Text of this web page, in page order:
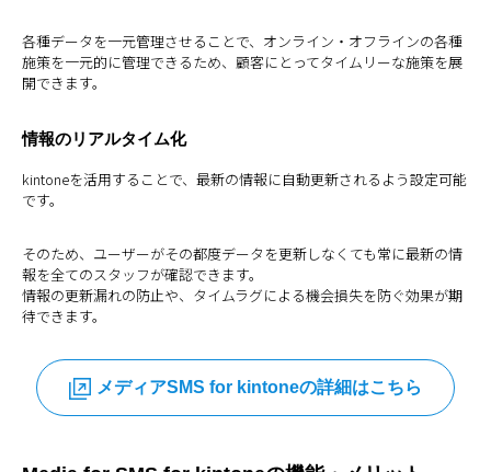
各種データを一元管理させることで、オンライン・オフラインの各種
施策を一元的に管理できるため、顧客にとってタイムリーな施策を展
開できます。
情報のリアルタイム化
kintoneを活用することで、最新の情報に自動更新されるよう設定可能
です。
そのため、ユーザーがその都度データを更新しなくても常に最新の情
報を全てのスタッフが確認できます。
情報の更新漏れの防止や、タイムラグによる機会損失を防ぐ効果が期
待できます。
メディアSMS for kintoneの詳細はこちら